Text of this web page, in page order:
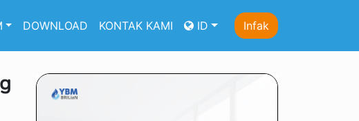
DOWNLOAD KONTAK KAMI ID Infak